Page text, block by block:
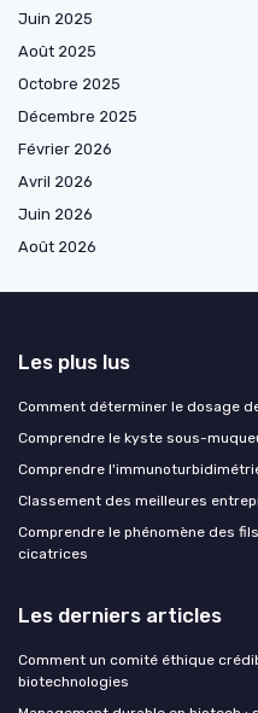
Juin 2025
Août 2025
Octobre 2025
Décembre 2025
Février 2026
Avril 2026
Juin 2026
Août 2026
Les plus lus
Comment déterminer le dosage
Comprendre le kyste sous-
Comprendre
Classement des meilleures
Comprendre le phénomène des
cicatrices
Les derniers articles
Comment un comité éthique
biotechnologies